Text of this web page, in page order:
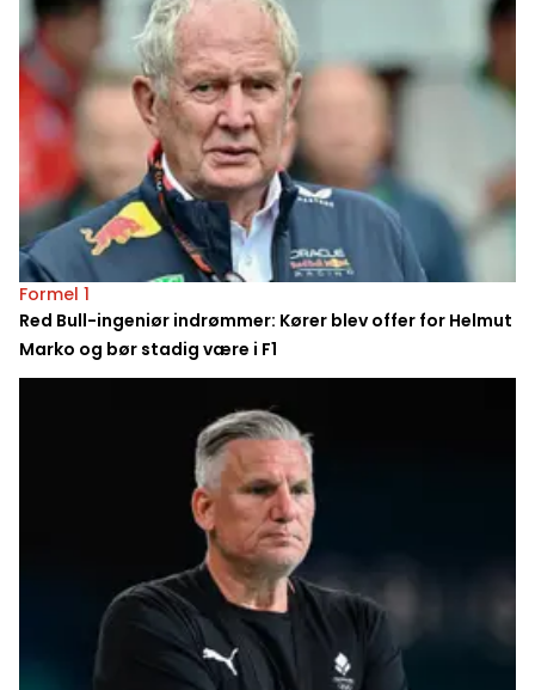
Formel 1
Red Bull-ingeniør indrømmer: Kører blev offer for Helmut
Marko og bør stadig være i F1